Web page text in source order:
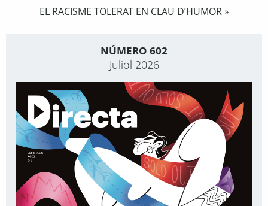
EL RACISME TOLERAT EN CLAU D’HUMOR»
NÚMERO 602
Juliol 2026